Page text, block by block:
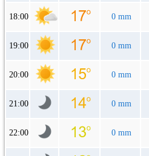
18:00 0 mm
19:00 0 mm
20:00 0 mm
21:00 0 mm
22:00 0 mm